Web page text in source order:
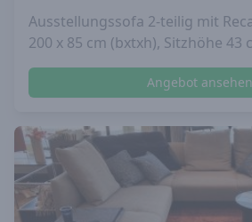
Ausstellungssofa 2-teilig mit
200 x 85 cm (bxtxh), Sitzhöhe 43
Angebot ansehen